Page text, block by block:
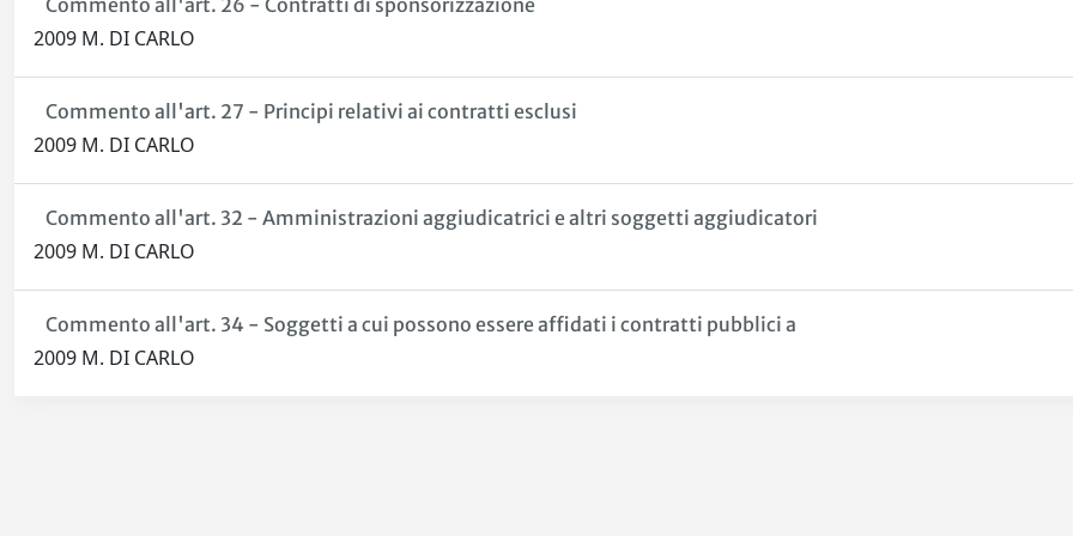
Commento all'art. 26 - Contratti di sponsorizzazione
2009 M. DI CARLO
Commento all'art. 27 - Principi relativi ai contratti esclusi
2009 M. DI CARLO
Commento all'art. 32 - Amministrazioni aggiudicatrici e altri soggetti aggiudicatori
2009 M. DI CARLO
Commento all'art. 34 - Soggetti a cui possono essere affidati i contratti pubblici a
2009 M. DI CARLO